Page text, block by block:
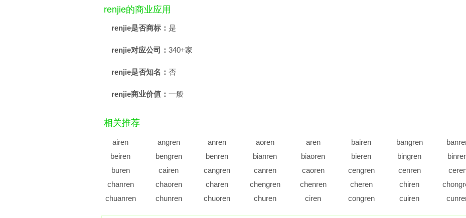
renjie的商业应用
renjie是否商标： 是
renjie对应公司： 340+家
renjie是否知名： 否
renjie商业价值： 一般
相关推荐
airen angren anren aoren aren bairen bangren
beiren
bengren benren bianren biaoren bieren bingren
buren
cairen cangren canren caoren cengren cenren
chanren
chaoren charen chengren chenren cheren chiren
chuanren
chunren chuoren churen ciren congren cuiren